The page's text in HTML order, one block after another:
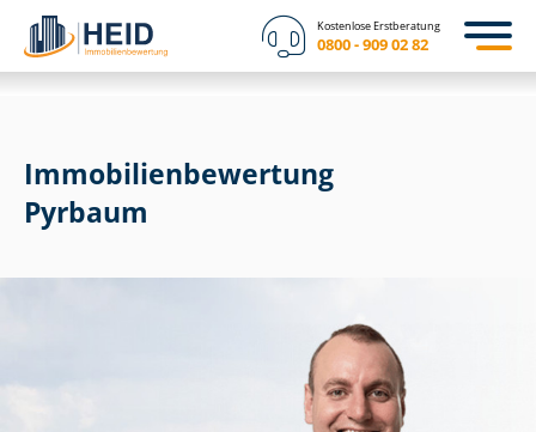
Kostenlose Erstberatung
0800 - 909 02 82
Immobilien­bewertung
Pyrbaum